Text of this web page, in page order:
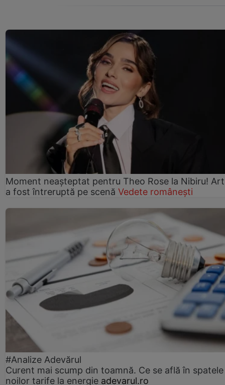
Moment neașteptat pentru Theo Rose la Nibiru!
a fost întreruptă pe scenă Vedete românești
#Analize Adevărul
Curent mai scump din toamnă. Ce se află în spatele
noilor tarife la energie adevarul.ro